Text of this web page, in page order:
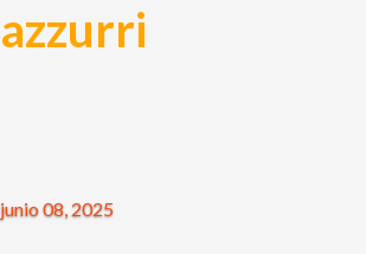
azzurri
junio 08, 2025